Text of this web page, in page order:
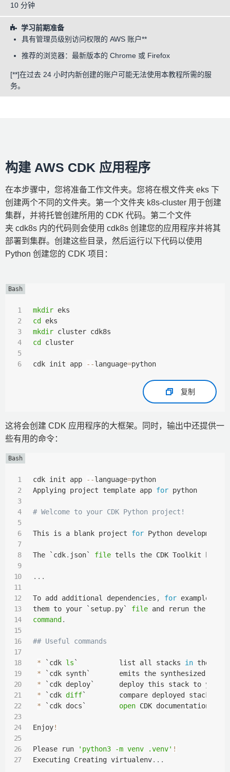
10 分钟
学习前期准备
具有管理员级别访问权限的 AWS 账户**
推荐的浏览器：最新版本的 Chrome 或 Firefox
[**]在过去 24 小时内新创建的账户可能无法使用本教程所需的服
务。
构建 AWS CDK 应用程序
在本步骤中，您将准备工作文件夹。您将在根文件夹 eks 下
创建两个不同的文件夹。第一个文件夹 k8s-cluster 用于创建
集群，并将托管创建所用的 CDK 代码。第二个文件
夹 cdk8s 内的代码则会使用 cdk8s 创建您的应用程序并将其
部署到集群。创建这些目录，然后运行以下代码以使用
Python 创建您的 CDK 项目：
mkdir
cd
mkdir
cd
cluster
cdk init app --language=python
复制
这将会创建 CDK 应用程序的大框架。同时，输出中还提供一
些有用的命令：
cdk init app --language=python
Applying project template app for python
# Welcome to your CDK Python project!
This is a blank project for Python development
The `cdk. json` file tells the CDK Toolkit how
. . .
To add additional dependencies , for example
them to your `setup. py` file and rerun the `pip
command .
## Useful commands
* `cdk ls `          list all stacks in the app
* `cdk synth`       emits the synthesized
* `cdk deploy`      deploy this stack to your
* `cdk diff`        compare deployed stack
* `cdk docs` open CDK documentation
Enjoy!
Please run 'python3 -m venv .venv' !
Executing Creating virtualenv. . .